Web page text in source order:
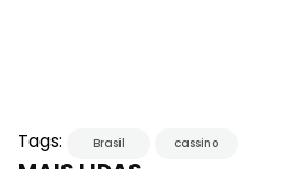
Tags: Brasil cassino